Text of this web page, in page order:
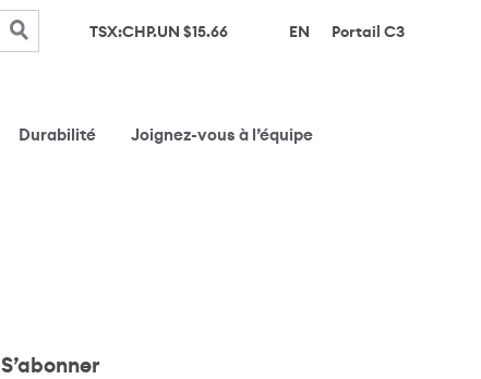
TSX:CHP.UN $15.66 EN Portail C3(s’ouvre
Durabilité Joignez-vous à l’équipe
S’abonner